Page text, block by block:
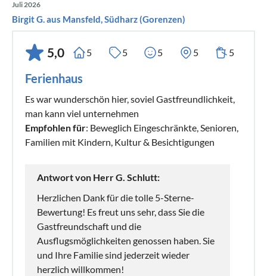
Juli 2026
Birgit G. aus Mansfeld, Südharz (Gorenzen)
5,0 5 5 5 5 5
Ferienhaus
Es war wunderschön hier, soviel Gastfreundlichkeit,
man kann viel unternehmen
Empfohlen für: Beweglich Eingeschränkte, Senioren,
Familien mit Kindern, Kultur & Besichtigungen
Antwort von Herr G. Schlutt:
Herzlichen Dank für die tolle 5-Sterne-
Bewertung! Es freut uns sehr, dass Sie die
Gastfreundschaft und die
Ausflugsmöglichkeiten genossen haben. Sie
und Ihre Familie sind jederzeit wieder
herzlich willkommen!